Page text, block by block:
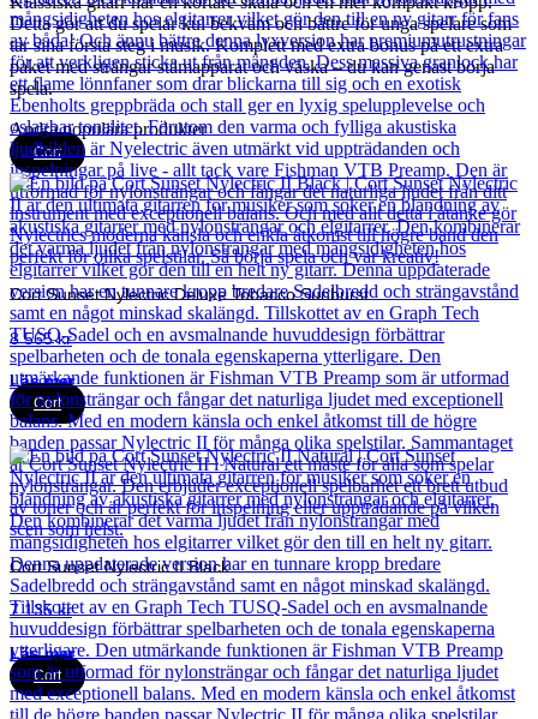
Detta gör att du spelar kul bekväm och bättre för unga spelare som
tar sina första steg i musik. Komplett med extra bonus på ett extra
paket med strängar stämapparat och väska – du kan genast börja
spela.
Andra populära produkter
Cort
Cort Sunset Nylectric Deluxe Tobacco Sunburst
8 565kr
Läs mer
Cort
Cort Sunset Nylectric II Black
7 135kr
Läs mer
Cort